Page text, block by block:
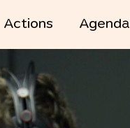
Actions Agenda